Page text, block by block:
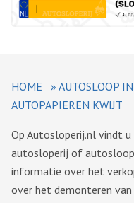
HOME » AUTOSLOOP
AUTOPAPIEREN KWIJT
Op Autosloperij.nl vindt
autosloperij of
informatie over het
over het demonteren